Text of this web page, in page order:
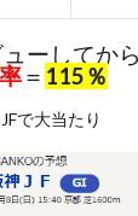
ーしてか
＝ 115％
で大当たり